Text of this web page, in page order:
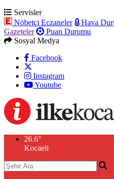
Servisler
Nöbetçi Eczaneler
Hava
Gazeteler
Puan Durumu
Sosyal Medya
Facebook
Instagram
Youtube
26.6°
Kocaeli